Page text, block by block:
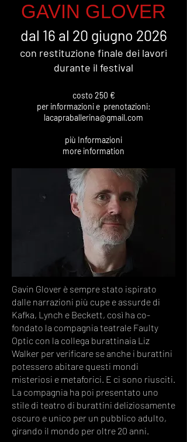
GAVIN GLOVER
dal 16 al 20 giugno 2026
con restituzione finale dei lavori
durante il festival
costo 250 €
per informazioni e prenotazioni:
lacapraballerina@gmail.com
più Informazioni
more information
Gavin Glover è sempre stato ispirato
dalle narrazioni più cupe e assurde di
Kafka, Lynch e Beckett, così ha co-
fondato la compagnia teatrale Faulty
Optic con la collega burattinaia Liz
Walker per verificare se anche i burattini
potessero abitare questi mondi
misteriosi e metaforici. E ci sono riusciti.
La compagnia ha poi presentato uno
stile di teatro di burattini deliziosamente
oscuro e unico per un pubblico adulto,
girando il mondo per oltre 20 anni.